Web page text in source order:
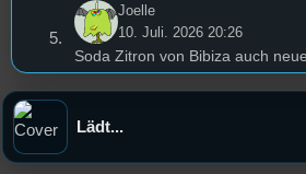
Joelle
10. Juli. 2026 20:26
Soda Zitron von Bibiza auch
Pa
Lädt...